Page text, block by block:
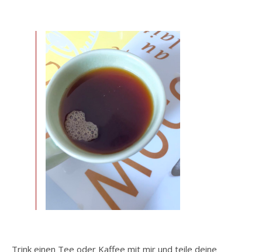
Trink einen Tee oder Kaffee mit mir und teile deine